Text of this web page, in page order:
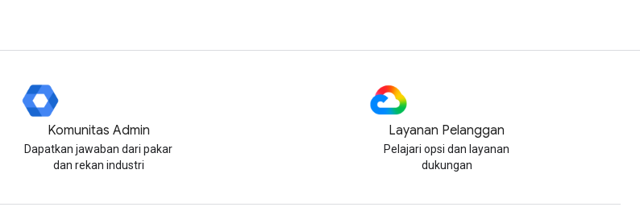
Komunitas Admin
Dapatkan jawaban dari pakar
dan rekan industri
Layanan Pelanggan
Pelajari opsi dan layanan
dukungan